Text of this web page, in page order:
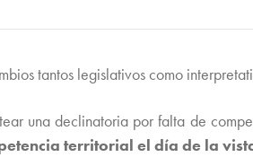
tantos legislativos como
una declinatoria por falta de
territorial el día de la